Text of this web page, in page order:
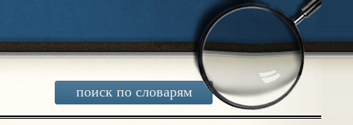
поиск по словарям